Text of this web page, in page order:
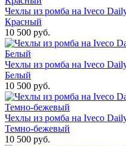
Чехлы из ромба на Iveco
Красный
10 500 руб.
Чехлы из ромба на Iveco
Белый
10 500 руб.
Чехлы из ромба на Iveco
Темно-бежевый
10 500 руб.